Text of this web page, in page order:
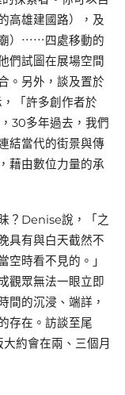
高雄建國路），及
）⋯⋯四處移動的
們試圖在展場空間
。另外，談及置於
「許多創作者於
30多年過去，我們
結當代的街景與傳
藉由數位力量的承
？Denise說，「之
具有與白天截然不
空時看不見的。」
觀眾無法一眼立即
的沉浸、端詳，
存在。訪談至尾
約會在兩、三個月